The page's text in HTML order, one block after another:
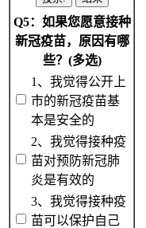
Q5：如果您愿意接种
新冠疫苗，原因有哪
些？(多选)
1、我觉得公开上
市的新冠疫苗基
本是安全的
2、我觉得接种疫
苗对预防新冠肺
炎是有效的
3、我觉得接种疫
苗可以保护自己